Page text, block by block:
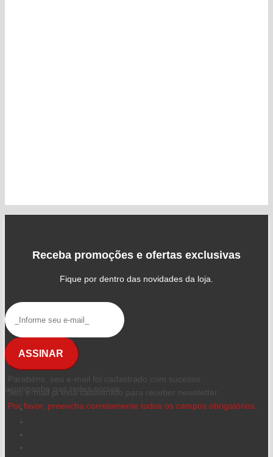
Receba promoções e ofertas exclusivas
Fique por dentro das novidades da loja.
ASSINAR
Parabéns, seu e-mail foi cadastrado com sucesso.
Seu e-mail já está cadastrado para receber newsletter.
Por favor, preencha corretamente todos os campos obrigatórios.
acompanhe nas redes sociais